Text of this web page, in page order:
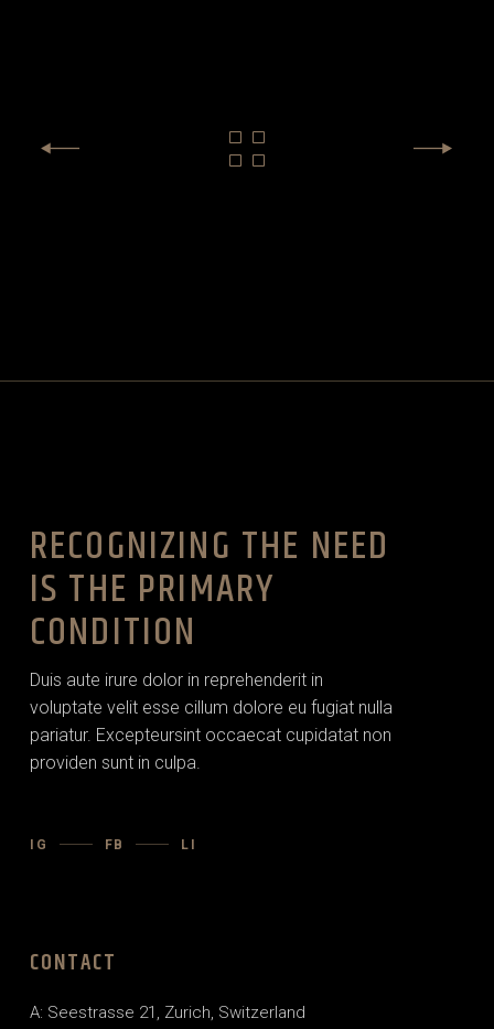
RECOGNIZING THE NEED
IS THE PRIMARY
CONDITION
Duis aute irure dolor in reprehenderit in
voluptate velit esse cillum dolore eu fugiat nulla
pariatur. Excepteursint occaecat cupidatat non
providen sunt in culpa.
IG FB LI
CONTACT
A: Seestrasse 21, Zurich, Switzerland